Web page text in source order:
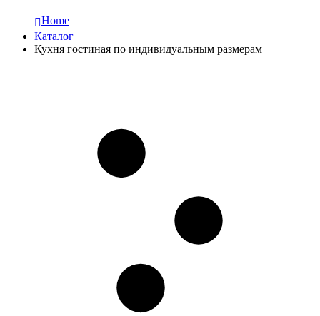
Home
Каталог
Кухня гостиная по индивидуальным размерам